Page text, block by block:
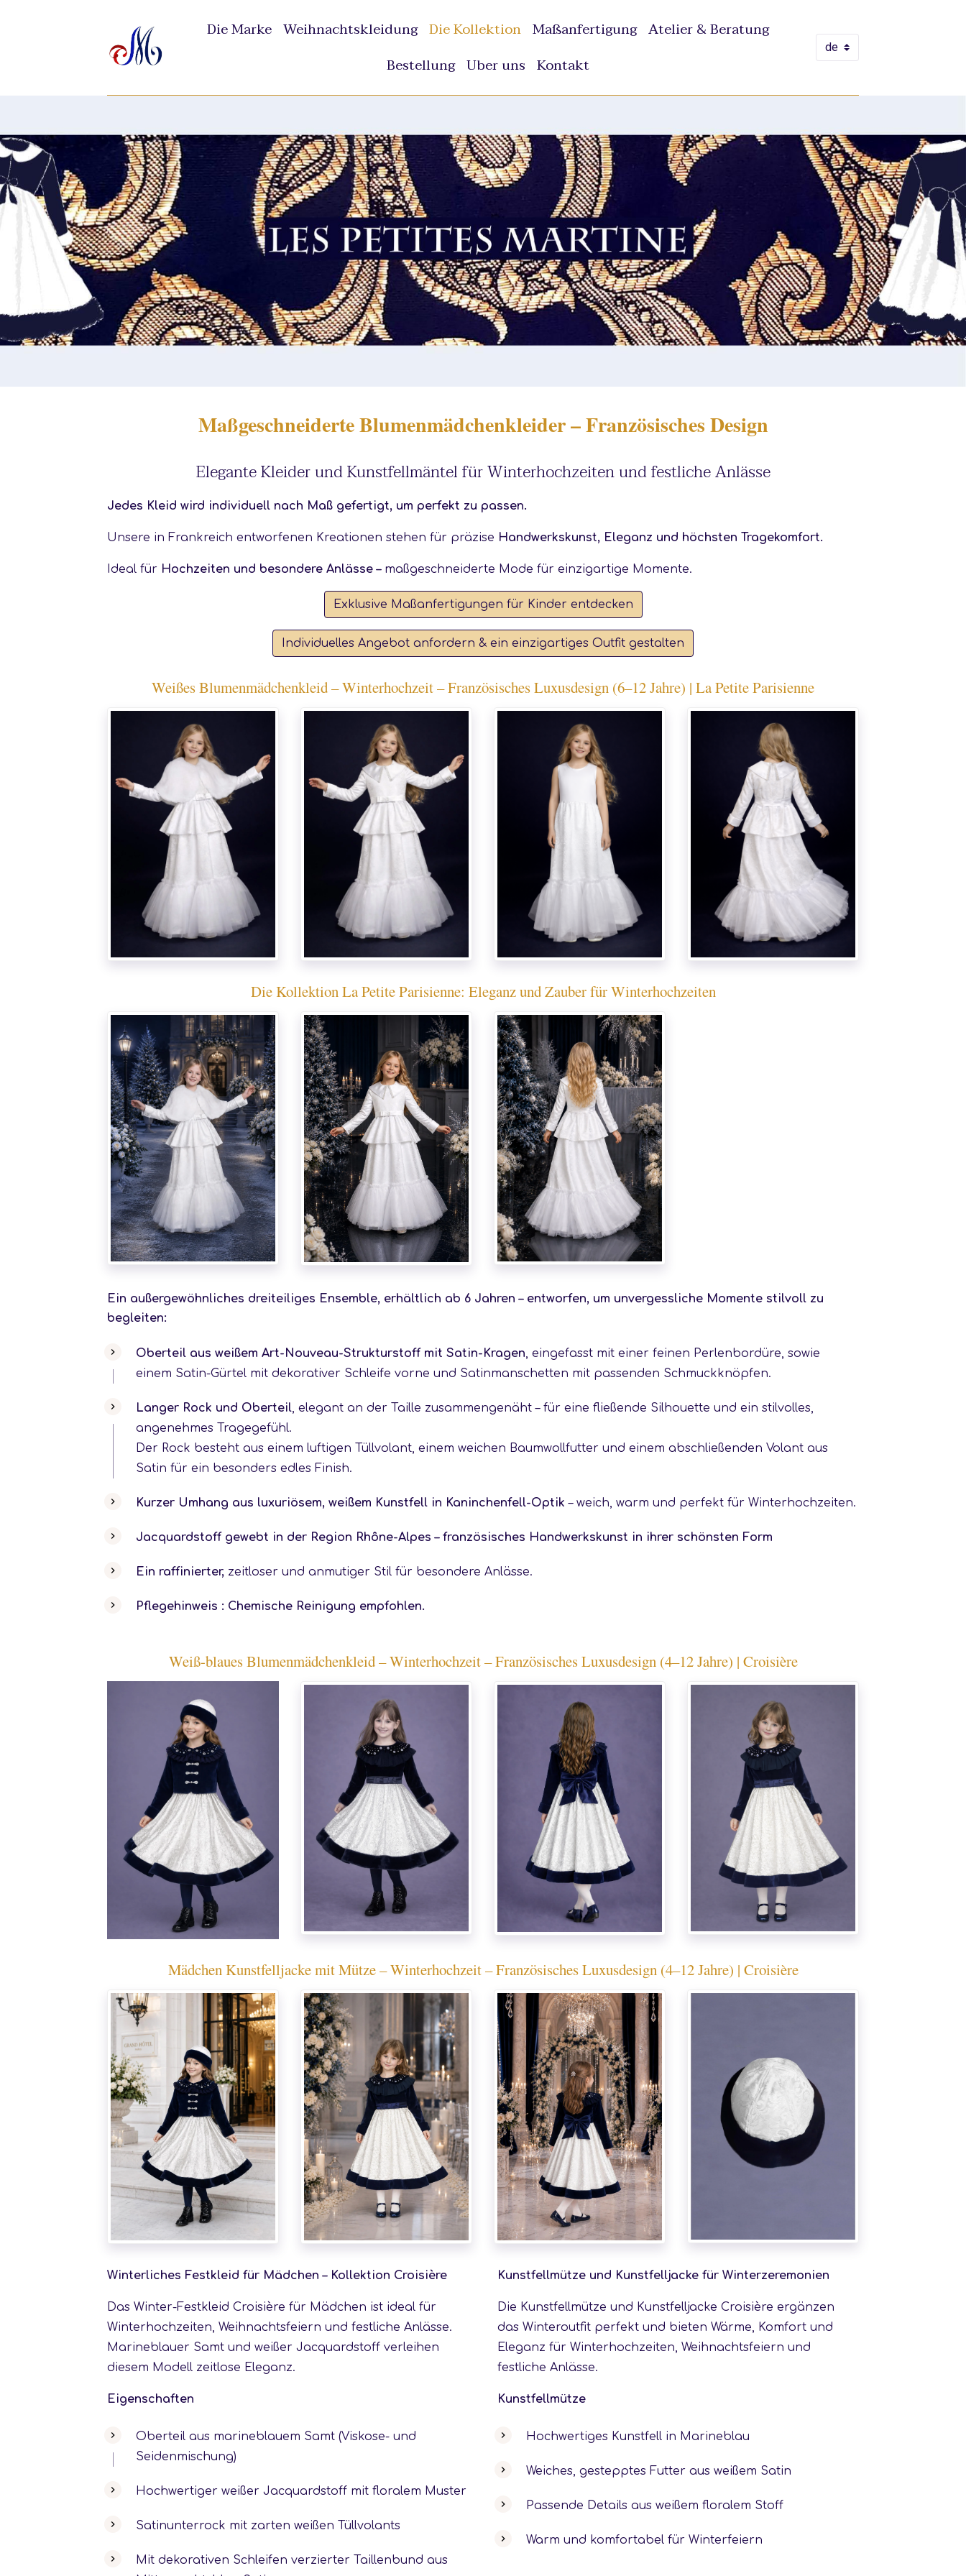
Die Marke Weihnachtskleidung Die Kollektion Maßanfertigung Atelier & Beratung
Bestellung Uber uns Kontakt
Maßgeschneiderte Blumenmädchenkleider – Französisches Design
Elegante Kleider und Kunstfellmäntel für Winterhochzeiten und festliche Anlässe
Jedes Kleid wird individuell nach Maß gefertigt, um perfekt zu passen.
Unsere in Frankreichentworfenen Kreationen stehen für präzise Handwerkskunst, Eleganz und höchsten Tragekomfort.
Ideal für Hochzeiten und besondere Anlässe –maßgeschneiderte Mode für einzigartige Momente.
Exklusive Maßanfertigungen für Kinder entdecken
Individuelles Angebot anfordern & ein einzigartiges Outfit gestalten
Weißes Blumenmädchenkleid – Winterhochzeit – Französisches Luxusdesign (6–12 Jahre) | La Petite Parisienne
Die Kollektion La Petite Parisienne: Eleganz und Zauber für Winterhochzeiten
Ein außergewöhnliches dreiteiliges Ensemble, erhältlich ab 6 Jahren – entworfen, um unvergessliche Momente stilvoll zu
begleiten:
Oberteil aus weißem Art-Nouveau-Strukturstoff mit Satin-Kragen, eingefasst mit einer feinen Perlenbordüre, sowie
einem Satin-Gürtel mit dekorativer Schleife vorne und Satinmanschetten mit passenden Schmuckknöpfen.
Langer Rock und Oberteil, elegant an der Taille zusammengenäht – für eine fließende Silhouette und ein stilvolles,
angenehmes Tragegefühl.
Der Rock besteht aus einem luftigen Tüllvolant, einem weichen Baumwollfutter und einem abschließenden Volant aus
Satin für ein besonders edles Finish.
Kurzer Umhang aus luxuriösem, weißem Kunstfell in Kaninchenfell-Optik – weich, warm und perfekt für Winterhochzeiten.
Jacquardstoff gewebt in der Region Rhône-Alpes – französisches Handwerkskunst in ihrer schönsten Form
Ein raffinierter, zeitloser und anmutiger Stil für besondere Anlässe.
Pflegehinweis : Chemische Reinigung empfohlen.
Weiß-blaues Blumenmädchenkleid – Winterhochzeit – Französisches Luxusdesign (4–12 Jahre) | Croisière
Mädchen Kunstfelljacke mit Mütze – Winterhochzeit – Französisches Luxusdesign (4–12 Jahre) | Croisière
Winterliches Festkleid für Mädchen – Kollektion Croisière
Das Winter-Festkleid Croisière für Mädchen ist ideal für
Winterhochzeiten, Weihnachtsfeiern und festliche Anlässe.
Marineblauer Samt und weißer Jacquardstoff verleihen
diesem Modell zeitlose Eleganz.
Eigenschaften
Oberteil aus marineblauem Samt (Viskose- und
Seidenmischung)
Hochwertiger weißer Jacquardstoff mit floralem Muster
Satinunterrock mit zarten weißen Tüllvolants
Mit dekorativen Schleifen verzierter Taillenbund aus
Kunstfellmütze und Kunstfelljacke für Winterzeremonien
Die Kunstfellmütze und Kunstfelljacke Croisière ergänzen
das Winteroutfit perfekt und bieten Wärme, Komfort und
Eleganz für Winterhochzeiten, Weihnachtsfeiern und
festliche Anlässe.
Kunstfellmütze
Hochwertiges Kunstfell in Marineblau
Weiches, gestepptes Futter aus weißem Satin
Passende Details aus weißem floralem Stoff
Warm und komfortabel für Winterfeiern